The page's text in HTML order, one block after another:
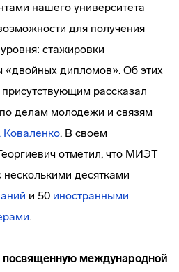
нашего университета
для получения
стажировки
дипломов». Об этих
рассказал
делам молодежи и связям
Коваленко. В своем
отметил, что МИЭТ
несколькими десятками
и 50 иностранными
.
посвященную международной